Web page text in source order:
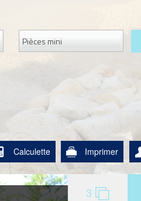
Imprimer
Calculette
3